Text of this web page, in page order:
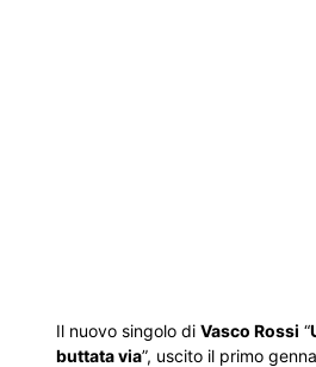
Il nuovo singolo di Vasco Rossi “
buttata via”, uscito il primo